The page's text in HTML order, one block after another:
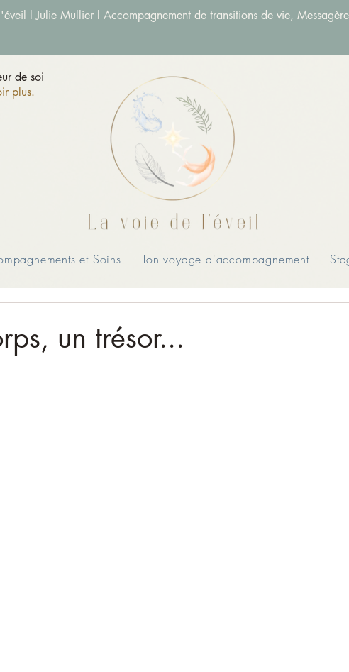
l Julie Mullier l Accompagnement de transitions de vie,
de soi
plus.
et Soins Ton voyage d'accompagnement
un trésor...